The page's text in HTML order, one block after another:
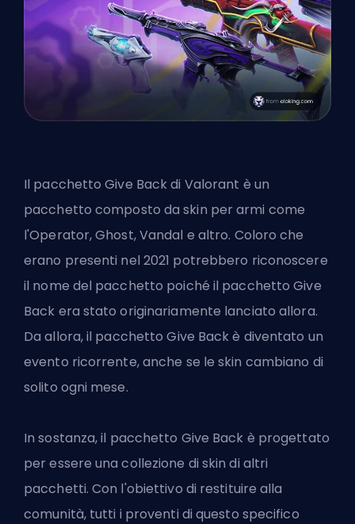
Il pacchetto Give Back di Valorant è un
pacchetto composto da skin per armi come
l'Operator, Ghost, Vandal e altro. Coloro che
erano presenti nel 2021 potrebbero riconoscere
il nome del pacchetto poiché il pacchetto Give
Back era stato originariamente lanciato allora.
Da allora, il pacchetto Give Back è diventato un
evento ricorrente, anche se le skin cambiano di
solito ogni mese.
In sostanza, il pacchetto Give Back è progettato
per essere una collezione di skin di altri
pacchetti. Con l'obiettivo di restituire alla
comunità, tutti i proventi di questo specifico